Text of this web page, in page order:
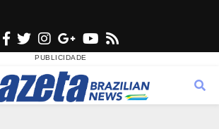
F
c
e
T
w
i
t
n
s
t
G
o
o
g
Y
u
t
s